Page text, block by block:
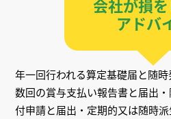
会社が損
アドバ
年一回行われる算定基礎届と随
数回の賞与支払い報告書と届出
付申請と届出・定期的又は随時